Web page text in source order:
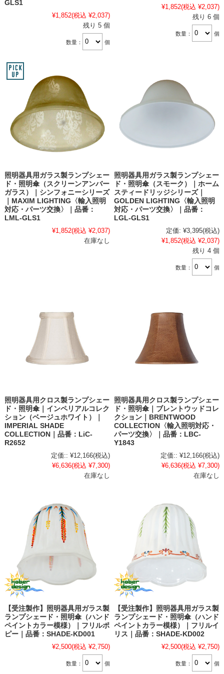
GLS1
¥1,852(税込 ¥2,037)
残り 5 個
数量： 個
¥1,852(税込 ¥2,037)
残り 6 個
数量： 個
照明器具用ガラス製ランプシェー
ド・照明傘（スクリーンアンバー
ガラス）｜シンフォニーシリーズ
｜MAXIM LIGHTING〈輸入照明
対応・パーツ交換〉｜品番：
LML-GLS1
¥1,852(税込 ¥2,037)
在庫なし
照明器具用ガラス製ランプシェー
ド・照明傘（スモーク）｜ホーム
スティードリッジシリーズ｜
GOLDEN LIGHTING〈輸入照明
対応・パーツ交換〉｜品番：
LGL-GLS1
定価: ¥3,395(税込)
¥1,852(税込 ¥2,037)
残り 4 個
数量： 個
照明器具用クロス製ランプシェー
ド・照明傘｜インペリアルコレク
ション（ベージュホワイト）｜
IMPERIAL SHADE
COLLECTION｜品番：LiC-
R2652
定価:: ¥12,166(税込)
¥6,636(税込 ¥7,300)
在庫なし
照明器具用クロス製ランプシェー
ド・照明傘｜ブレントウッドコレ
クション｜BRENTWOOD
COLLECTION〈輸入照明対応・
パーツ交換〉｜品番：LBC-
Y1843
定価:: ¥12,166(税込)
¥6,636(税込 ¥7,300)
在庫なし
【受注製作】照明器具用ガラス製
ランプシェード・照明傘（ハンド
ペイントカラー模様）｜フリルポ
ピー｜品番：SHADE-KD001
¥2,500(税込 ¥2,750)
数量： 個
【受注製作】照明器具用ガラス製
ランプシェード・照明傘（ハンド
ペイントカラー模様）｜フリルイ
リス｜品番：SHADE-KD002
¥2,500(税込 ¥2,750)
数量： 個